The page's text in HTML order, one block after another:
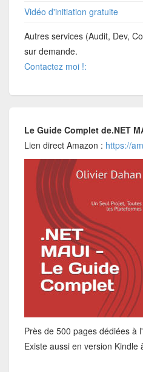
Vidéo d'initiation gratuite
Autres services (Audit, Dev,
sur demande.
Contactez moi !:
Le Guide Complet de.NET
Lien direct Amazon : https://
Près de 500 pages dédiées à
Existe aussi en version Kindle